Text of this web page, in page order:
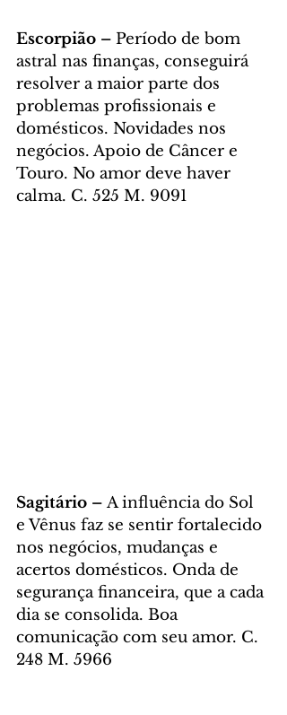
Escorpião – Período de bom
astral nas finanças, conseguirá
resolver a maior parte dos
problemas profissionais e
domésticos. Novidades nos
negócios. Apoio de Câncer e
Touro. No amor deve haver
calma. C. 525 M. 9091
Sagitário – A influência do Sol
e Vênus faz se sentir fortalecido
nos negócios, mudanças e
acertos domésticos. Onda de
segurança financeira, que a cada
dia se consolida. Boa
comunicação com seu amor. C.
248 M. 5966